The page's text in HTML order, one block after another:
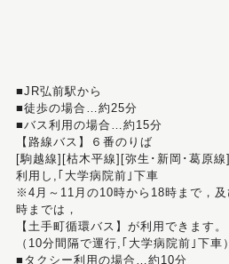
■JR弘前駅から
■徒歩の場合…約25分
■バス利用の場合…約15分
【路線バス】６番のりば
[駒越線][枯木平線][弥生･新岡･葛原
利用し,｢大学病院前｣下車
※4月～11月の10時から18時まで，
時までは，
【土手町循環バス】が利用できます。
（10分間隔で運行,｢大学病院前｣下車）
■タクシー利用の場合…約10分